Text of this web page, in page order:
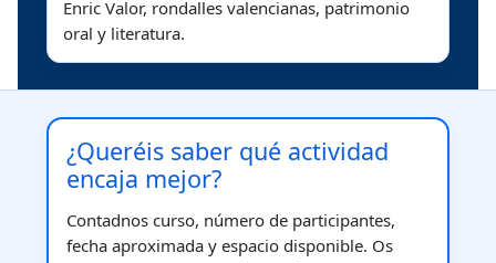
Enric Valor, rondalles valencianas, patrimonio
oral y literatura.
¿Queréis saber qué actividad
encaja mejor?
Contadnos curso, número de participantes,
fecha aproximada y espacio disponible. Os